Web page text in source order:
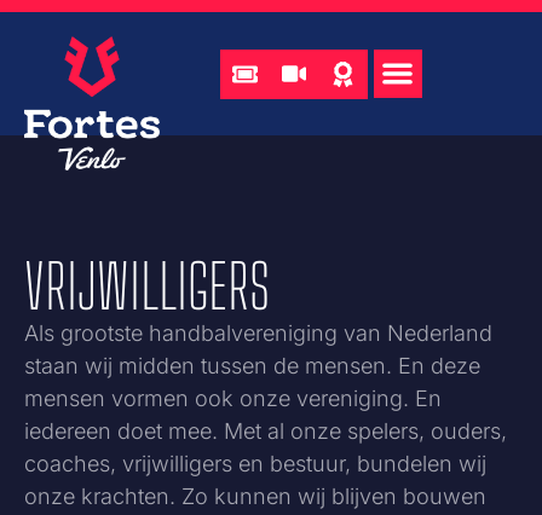
VRIJWILLIGERS
Als grootste handbalvereniging van Nederland
staan wij midden tussen de mensen. En deze
mensen vormen ook onze vereniging. En
iedereen doet mee. Met al onze spelers, ouders,
coaches, vrijwilligers en bestuur, bundelen wij
onze krachten. Zo kunnen wij blijven bouwen